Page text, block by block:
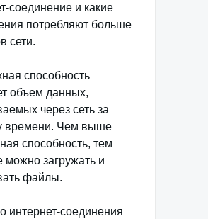
соединение и какие
потребляют больше
сети.
способность
объем данных,
через сеть за
времени. Чем выше
способность, тем
можно загружать и
файлы.
интернет-соединения